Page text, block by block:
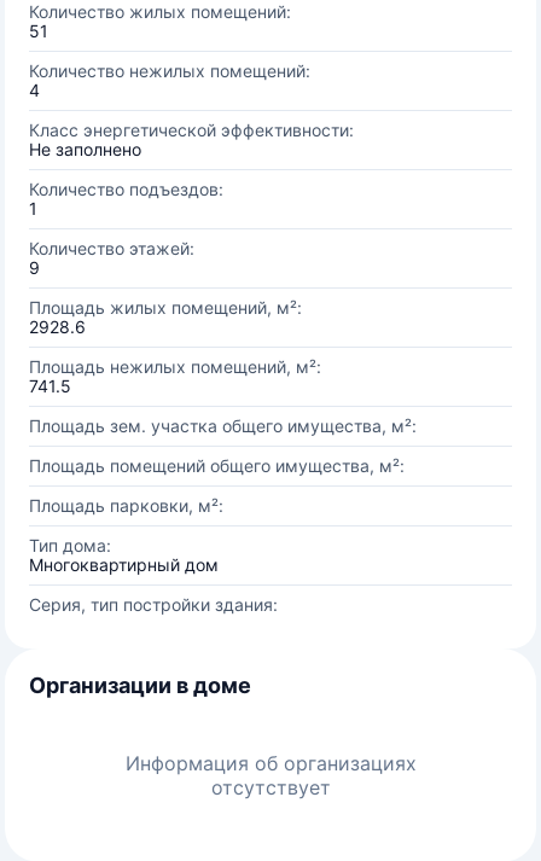
Количество жилых помещений:
51
Количество нежилых помещений:
4
Класс энергетической эффективности:
Не заполнено
Количество подъездов:
1
Количество этажей:
9
Площадь жилых помещений, м²:
2928.6
Площадь нежилых помещений, м²:
741.5
Площадь зем. участка общего имущества, м²:
Площадь помещений общего имущества, м²:
Площадь парковки, м²:
Тип дома:
Многоквартирный дом
Серия, тип постройки здания:
Организации в доме
Информация об организациях
отсутствует